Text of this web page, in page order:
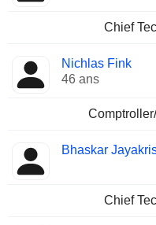
Chief
Nichlas Fink
46 ans
Bhaskar
Chief